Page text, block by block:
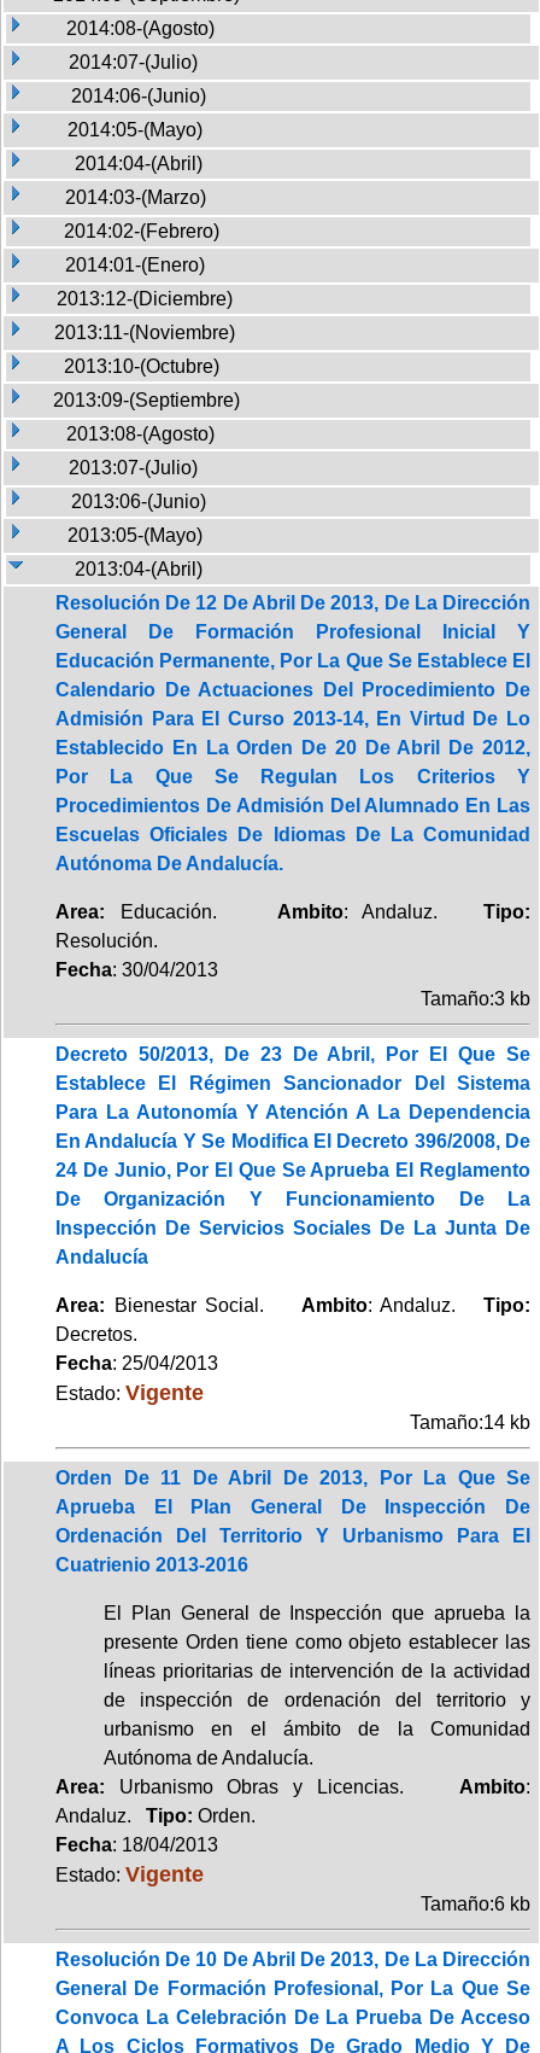
2014:08-(Agosto)
2014:07-(Julio)
2014:06-(Junio)
2014:05-(Mayo)
2014:04-(Abril)
2014:03-(Marzo)
2014:02-(Febrero)
2014:01-(Enero)
2013:12-(Diciembre)
2013:11-(Noviembre)
2013:10-(Octubre)
2013:09-(Septiembre)
2013:08-(Agosto)
2013:07-(Julio)
2013:06-(Junio)
2013:05-(Mayo)
2013:04-(Abril)
Resolución De 12 De Abril De 2013, De La Dirección
General De Formación Profesional Inicial Y
Educación Permanente, Por La Que Se Establece El
Calendario De Actuaciones Del Procedimiento De
Admisión Para El Curso 2013-14, En Virtud De Lo
Establecido En La Orden De 20 De Abril De 2012,
Por La Que Se Regulan Los Criterios Y
Procedimientos De Admisión Del Alumnado En Las
Escuelas Oficiales De Idiomas De La Comunidad
Autónoma De Andalucía.
Area: Educación. Ambito: Andaluz.Tipo:
Resolución.
Fecha: 30/04/2013
Tamaño:3 kb
Decreto 50/2013, De 23 De Abril, Por El Que Se
Establece El Régimen Sancionador Del Sistema
Para La Autonomía Y Atención A La Dependencia
En Andalucía Y Se Modifica El Decreto 396/2008, De
24 De Junio, Por El Que Se Aprueba El Reglamento
De Organización Y Funcionamiento De La
Inspección De Servicios Sociales De La Junta De
Andalucía
Area: Bienestar Social. Ambito: Andaluz.Tipo:
Decretos.
Fecha: 25/04/2013
Estado: Vigente
Tamaño:14 kb
Orden De 11 De Abril De 2013, Por La Que Se
Aprueba El Plan General De Inspección De
Ordenación Del Territorio Y Urbanismo Para El
Cuatrienio 2013-2016
El Plan General de Inspección que aprueba la
presente Orden tiene como objeto establecer las
líneas prioritarias de intervención de la actividad
de inspección de ordenación del territorio y
urbanismo en el ámbito de la Comunidad
Autónoma de Andalucía.
Area: Urbanismo Obras y Licencias. Ambito:
Andaluz. Tipo: Orden.
Fecha: 18/04/2013
Estado: Vigente
Tamaño:6 kb
Resolución De 10 De Abril De 2013, De La Dirección
General De Formación Profesional, Por La Que Se
Convoca La Celebración De La Prueba De Acceso
A Los Ciclos Formativos De Grado Medio Y De